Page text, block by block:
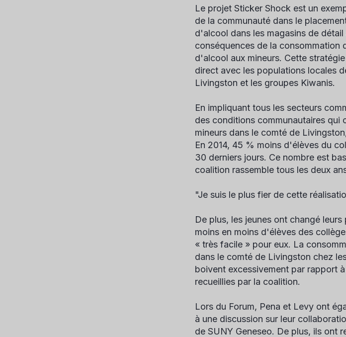
Le projet Sticker Shock est un
de la communauté dans le
d'alcool dans les magasins de
conséquences de la consommation
d'alcool aux mineurs. Cette
direct avec les populations locales
Livingston et les groupes Kiwanis.
En impliquant tous les secteurs
des conditions communautaires
mineurs dans le comté de
En 2014, 45 % moins d'élèves du
30 derniers jours. Ce nombre est
coalition rassemble tous les deux
"Je suis le plus fier de cette
De plus, les jeunes ont changé
moins en moins d'élèves des
« très facile » pour eux. La
dans le comté de Livingston chez
boivent excessivement par rapport
recueillies par la coalition.
Lors du Forum, Pena et Levy ont
à une discussion sur leur
de SUNY Geneseo. De plus, ils ont